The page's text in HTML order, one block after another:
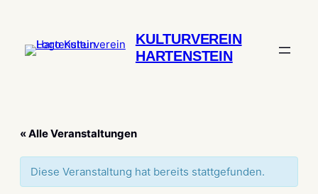
KULTURVEREIN
HARTENSTEIN
« Alle Veranstaltungen
Diese Veranstaltung hat bereits stattgefunden.